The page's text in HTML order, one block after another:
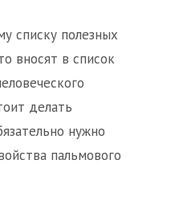
списку полезных
вносят в список
делать
нужно
пальмового